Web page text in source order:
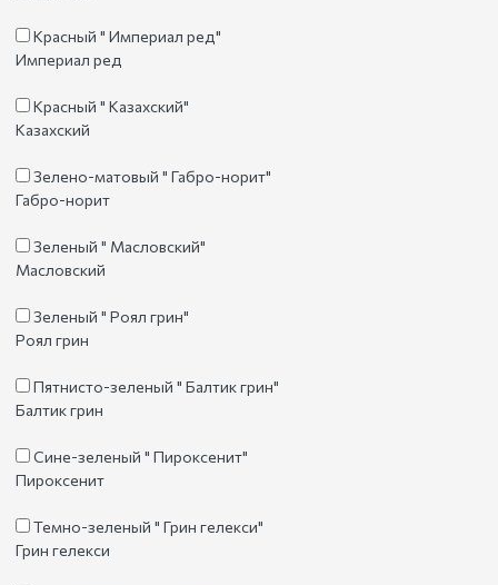
Красный " Империал ред"
Империал ред
Красный " Казахский"
Казахский
Зелено-матовый " Габро-норит"
Габро-норит
Зеленый " Масловский"
Масловский
Зеленый " Роял грин"
Роял грин
Пятнисто-зеленый " Балтик грин"
Балтик грин
Сине-зеленый " Пироксенит"
Пироксенит
Темно-зеленый " Грин гелекси"
Грин гелекси